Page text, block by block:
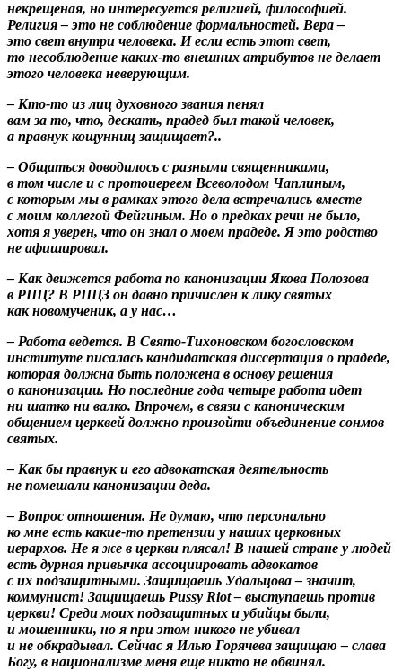
некрещеная, но интересуется религией, философией.
Религия – это не соблюдение формальностей. Вера –
это свет внутри человека. И если есть этот свет,
то несоблюдение каких-то внешних атрибутов не делает
этого человека неверующим.
– Кто-то из лиц духовного звания пенял
вам за то, что, дескать, прадед был такой человек,
а правнук кощунниц защищает?..
– Общаться доводилось с разными священниками,
в том числе и с протоиереем Всеволодом Чаплиным,
с которым мы в рамках этого дела встречались вместе
с моим коллегой Фейгиным. Но о предках речи не было,
хотя я уверен, что он знал о моем прадеде. Я это родство
не афишировал.
– Как движется работа по канонизации Якова Полозова
в РПЦ? В РПЦЗ он давно причислен к лику святых
как новомученик, а у нас…
– Работа ведется. В Свято-Тихоновском богословском
институте писалась кандидатская диссертация о прадеде,
которая должна быть положена в основу решения
о канонизации. Но последние года четыре работа идет
ни шатко ни валко. Впрочем, в связи с каноническим
общением церквей должно произойти объединение сонмов
святых.
– Как бы правнук и его адвокатская деятельность
не помешали канонизации деда.
– Вопрос отношения. Не думаю, что персонально
ко мне есть какие-то претензии у наших церковных
иерархов. Не я же в церкви плясал! В нашей стране у людей
есть дурная привычка ассоциировать адвокатов
с их подзащитными. Защищаешь Удальцова – значит,
коммунист! Защищаешь Pussy Riot – выступаешь против
церкви! Среди моих подзащитных и убийцы были,
и мошенники, но я при этом никого не убивал
и не обкрадывал. Сейчас я Илью Горячева защищаю – слава
Богу, в национализме меня еще никто не обвинял.